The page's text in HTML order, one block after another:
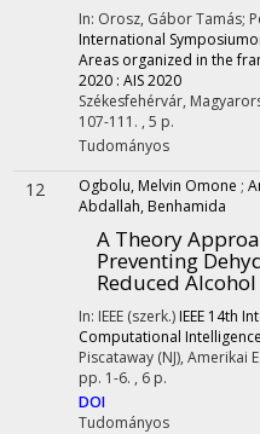
In: Orosz, Gábor Tamás;
International
Areas organized in the
2020 : AIS 2020
Székesfehérvár,
107-111. , 5 p.
Tudományos
12 Ogbolu, Melvin Omone ;
Abdallah, Benhamida
A Theory
Preventing
Reduced
In: IEEE (szerk.) IEEE 14th
Computational
Piscataway (NJ), Amerikai
pp. 1-6. , 6 p.
DOI
Tudományos